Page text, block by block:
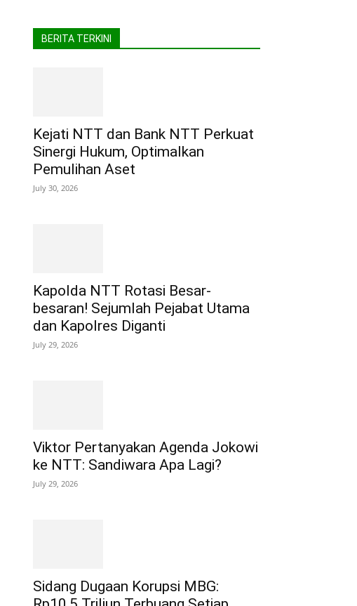
BERITA TERKINI
Kejati NTT dan Bank NTT Perkuat
Sinergi Hukum, Optimalkan
Pemulihan Aset
July 30, 2026
Kapolda NTT Rotasi Besar-
besaran! Sejumlah Pejabat Utama
dan Kapolres Diganti
July 29, 2026
Viktor Pertanyakan Agenda Jokowi
ke NTT: Sandiwara Apa Lagi?
July 29, 2026
Sidang Dugaan Korupsi MBG: